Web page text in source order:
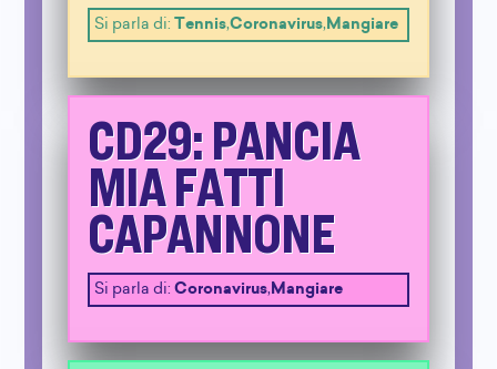
Si parla di: Tennis,Coronavirus,Mangiare
CD29: PANCIA
MIA FATTI
CAPANNONE
Si parla di: Coronavirus,Mangiare